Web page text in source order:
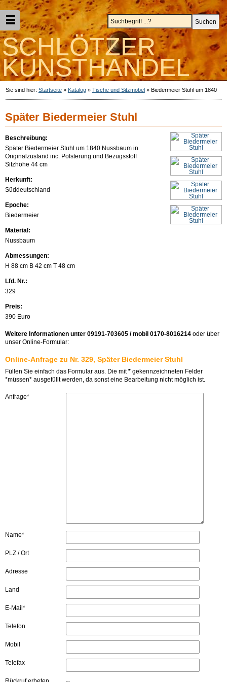
SCHLÖTZER
KUNSTHANDEL
Sie sind hier: Startseite» Katalog» Tische und Sitzmöbel» Biedermeier Stuhl um 1840
Später Biedermeier Stuhl
Beschreibung:
Später Biedermeier Stuhl um 1840 Nussbaum in
Originalzustand inc. Polsterung und Bezugsstoff
Sitzhöhe 44 cm
Herkunft:
Süddeutschland
Epoche:
Biedermeier
Material:
Nussbaum
Abmessungen:
H 88 cm B 42 cm T 48 cm
Lfd. Nr.:
329
Preis:
390 Euro
Weitere Informationen unter 09191-703605 / mobil 0170-8016214 oder über
unser Online-Formular:
Online-Anfrage zu Nr. 329, Später Biedermeier Stuhl
Füllen Sie einfach das Formular aus. Die mit* gekennzeichneten Felder
*müssen* ausgefüllt werden, da sonst eine Bearbeitung nicht möglich ist.
Anfrage*
Name*
PLZ / Ort
Adresse
Land
E-Mail*
Telefon
Mobil
Telefax